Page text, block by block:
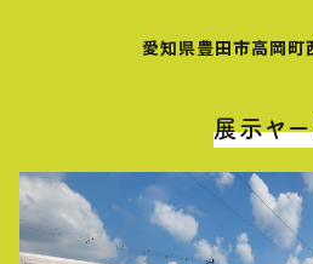
愛知県豊田市高岡
展示ヤー